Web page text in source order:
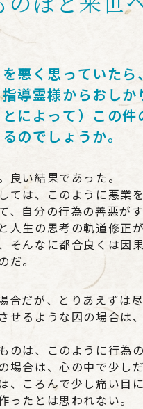
悪く思っていた
導霊様からおし
とによって）この
のでしょうか。
良い結果であった。
ては、このように悪業
、自分の行為の善悪が
人生の思考の軌道修正が
そんなに都合良くは因
だ。
合だが、とりあえずは
せるような因の場合は
のは、このように行為
場合は、心の中で少し
、ころんで少し痛い目
ったとは思われない。